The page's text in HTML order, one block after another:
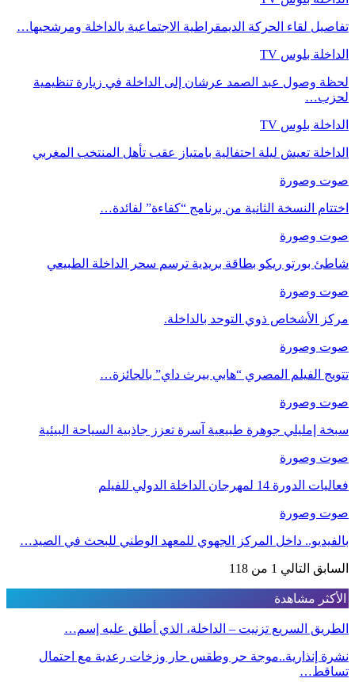
تفاصيل لقاء الحركة الديمقراطية الاجتماعية بالداخلة ومرشحيها…
الداخلة بلوس TV
لحظة وصول عبد الصمد عرشان إلى الداخلة في زيارة تنظيمية
لحزب…
الداخلة بلوس TV
الداخلة تعيش ليلة احتفالية بامتياز عقب تأهل المنتخب المغربي
صوت وصورة
اختتام النسخة الثانية من برنامج “كفاءة” لفائدة…
صوت وصورة
شاطئ بورتو ريكو بطاقة بريدية ترسم سحر الداخلة الطبيعي
صوت وصورة
مركز الأشخاص ذوي التوحد بالداخلة.
صوت وصورة
تتويج الفيلم المصري “هابي بيرث داي” بالجائزة…
صوت وصورة
سبخة إمليلي جوهرة طبيعية آسرة تعزز جاذبية السياحة البيئية
صوت وصورة
فعاليات الدورة 14 لمهرجان الداخلة الدولي للفيلم
صوت وصورة
بالفيديو.. داخل المركز الجهوي للمعهد الوطني للبحث في الصيد…
السابق التالي 1 من 118
الأكثر مشاهدة
الطريق السريع تزنيت – الداخلة، الذي أطلق عليه إسم…
نشرة إنذارية..موجة حر وطقس حار وزخات رعدية مع احتمال
تساقط…